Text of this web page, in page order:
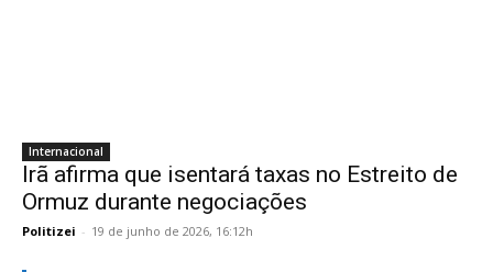
Internacional
Irã afirma que isentará taxas no Estreito de
Ormuz durante negociações
Politizei - 19 de junho de 2026, 16:12h